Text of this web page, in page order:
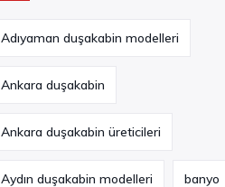
Adıyaman duşakabin modelleri
Ankara duşakabin
Ankara duşakabin üreticileri
Aydın duşakabin modelleri banyo